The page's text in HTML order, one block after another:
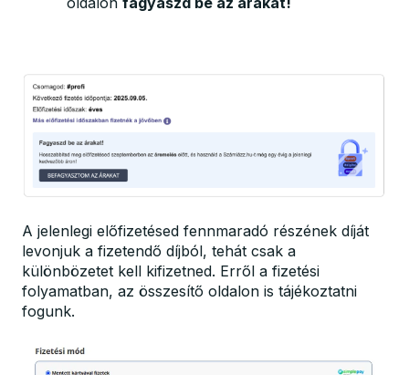
A jelenlegi előfizetésed fennmaradó részének díját
levonjuk a fizetendő díjból, tehát csak a
különbözetet kell kifizetned. Erről a fizetési
folyamatban, az összesítő oldalon is tájékoztatni
fogunk.